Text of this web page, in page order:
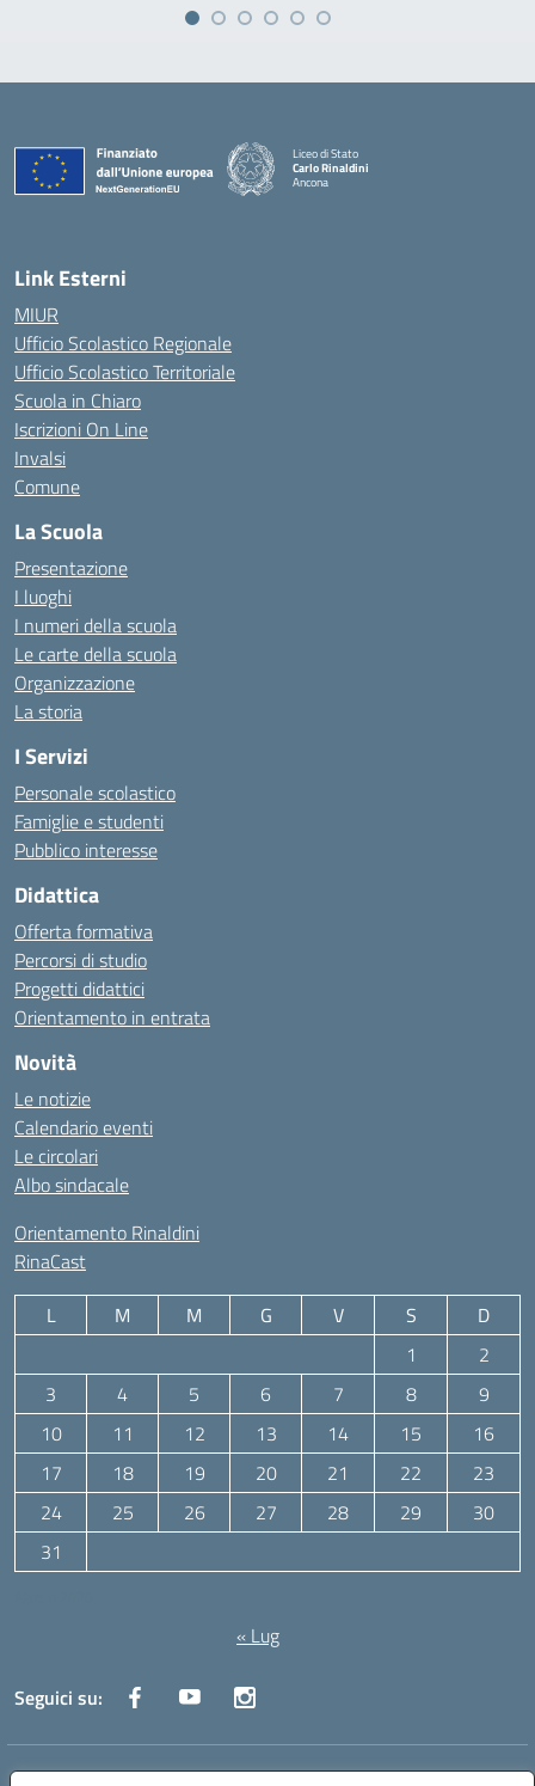
Liceo di Stato
Carlo Rinaldini
Ancona
Link Esterni
MIUR
Ufficio Scolastico Regionale
Ufficio Scolastico Territoriale
Scuola in Chiaro
Iscrizioni On Line
Invalsi
Comune
La Scuola
Presentazione
I luoghi
I numeri della scuola
Le carte della scuola
Organizzazione
La storia
I Servizi
Personale scolastico
Famiglie e studenti
Pubblico interesse
Didattica
Offerta formativa
Percorsi di studio
Progetti didattici
Orientamento in entrata
Novità
Le notizie
Calendario eventi
Le circolari
Albo sindacale
Orientamento Rinaldini
RinaCast
L M M G V S
D
1
2
3
4 5 6 7 8
9
10
11 12 13 14 15
16
17
18 19 20 21 22
23
24
25 26 27 28 29
30
31
« Lug
Seguici su: